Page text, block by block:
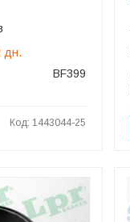
дн.
BF399
Код: 1443044-25